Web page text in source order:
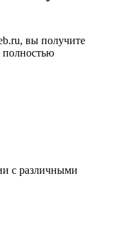
вы получите
полностью
с различными